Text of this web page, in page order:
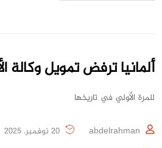
ألمانيا ترفض تمويل وكالة
للمرة الأولي في تاريخها
abdelrahman